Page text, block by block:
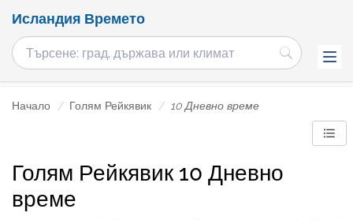
Исландия Времето
Начало Голям Рейкявик 10 Дневно време
Голям Рейкявик 10 Дневно
време